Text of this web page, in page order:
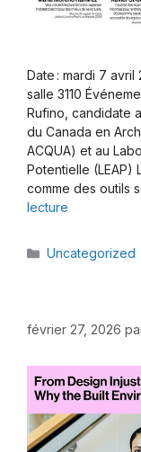
Date : mardi 7 avril
salle 3110
Rufino, candidate
du Canada en
ACQUA) et au
Potentielle
comme des outils
lecture
Catégories
Uncategorized
février 27, 2026